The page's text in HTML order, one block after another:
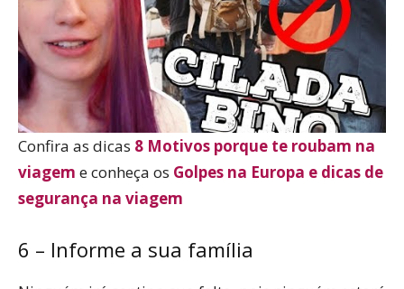
Confira as dicas 8 Motivos porque te roubam na
viagem e conheça os Golpes na Europa e dicas de
segurança na viagem
6 – Informe a sua família